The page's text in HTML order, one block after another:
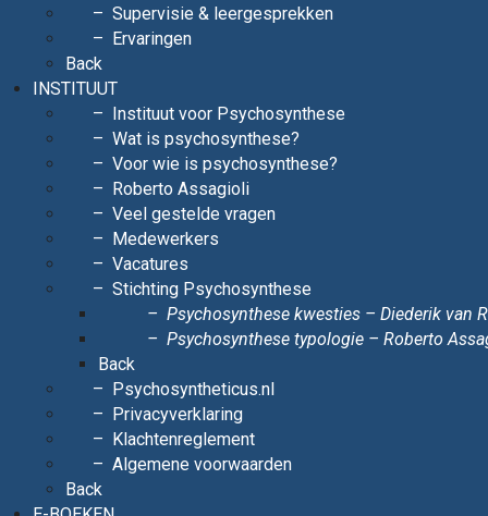
Supervisie & leergesprekken
Ervaringen
Back
INSTITUUT
Instituut voor Psychosynthese
Wat is psychosynthese?
Voor wie is psychosynthese?
Roberto Assagioli
Veel gestelde vragen
Medewerkers
Vacatures
Stichting Psychosynthese
Psychosynthese kwesties – Diederik van
Psychosynthese typologie – Roberto
Back
Psychosyntheticus.nl
Privacyverklaring
Klachtenreglement
Algemene voorwaarden
Back